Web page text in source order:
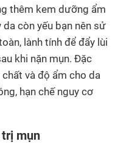
thêm kem dưỡng ẩm
còn yếu bạn nên sử
lành tính để đẩy lùi
khi nặn mụn. Đặc
và độ ẩm cho da
hạn chế nguy cơ
mụn